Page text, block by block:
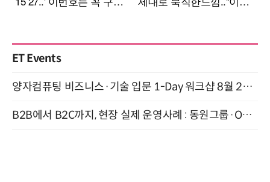
ET Events
양자컴퓨팅 비즈니스·기술 입문 1-Day 워크샵 8월 28일 개최
B2B에서 B2C까지, 현장 실제 운영사례 : 동원그룹·OCI·다이닝브랜즈그룹·당근 (8/27)